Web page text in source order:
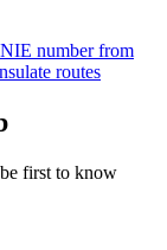
number from
routes
first to know